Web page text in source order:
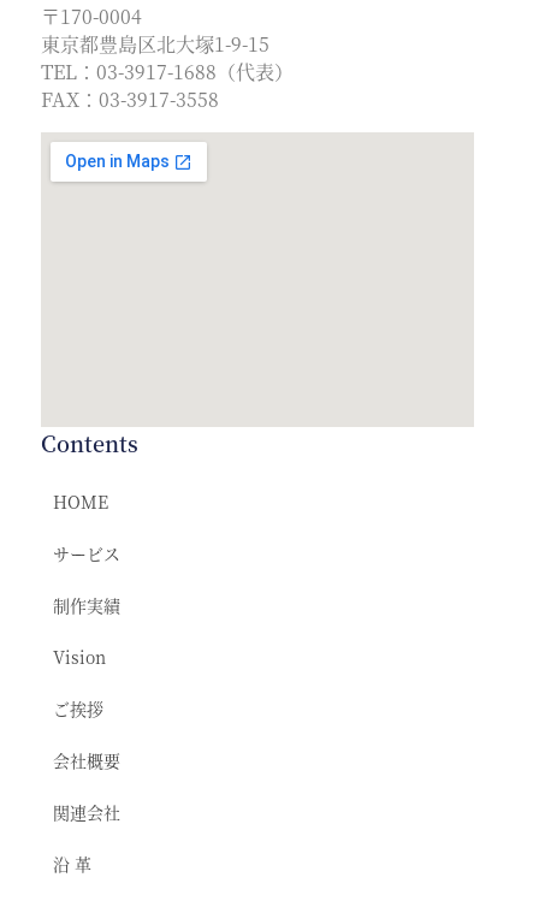
〒170-0004
東京都豊島区北大塚1-9-15
TEL：03-3917-1688（代表）
FAX：03-3917-3558
Contents
HOME
サービス
制作実績
Vision
ご挨拶
会社概要
関連会社
沿 革